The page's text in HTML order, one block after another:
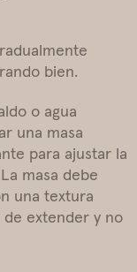
bien.
o agua
una masa
para ajustar la
masa debe
una textura
de extender y no